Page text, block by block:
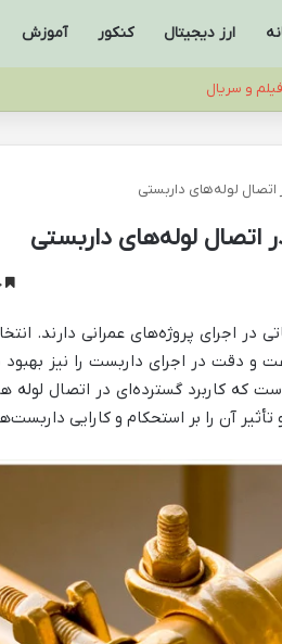
ارز دیجیتال کنکور آموزش
فیلم و سریال
اتصال لوله‌های داربستی
اتصال لوله‌های داربستی
اجرای پروژه‌های عمرانی دارند.
و دقت در اجرای داربست را نیز
که کاربرد گسترده‌ای در اتصال لوله
آن را بر استحکام و کارایی